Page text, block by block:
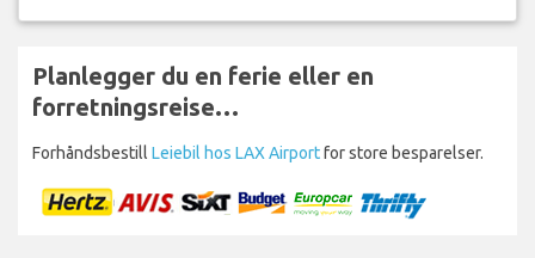
Planlegger du en ferie eller en
forretningsreise…
Forhåndsbestill Leiebil hos LAX Airportfor store besparelser.